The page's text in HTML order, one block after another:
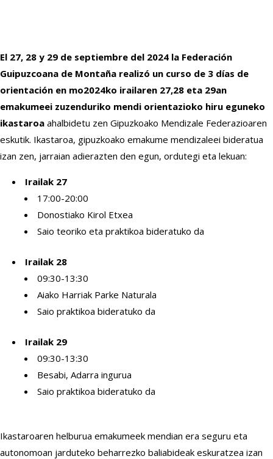
El 27, 28 y 29 de septiembre del 2024 la Federación
Guipuzcoana de Montaña realizó un curso de 3 días de
orientación en mo2024ko irailaren 27,28 eta 29an
emakumeei zuzenduriko mendi orientazioko hiru eguneko
ikastaroa ahalbidetu zen Gipuzkoako Mendizale Federazioaren
eskutik. Ikastaroa, gipuzkoako emakume mendizaleei bideratua
izan zen, jarraian adierazten den egun, ordutegi eta lekuan:
Irailak 27
17:00-20:00
Donostiako Kirol Etxea
Saio teoriko eta praktikoa bideratuko da
Irailak 28
09:30-13:30
Aiako Harriak Parke Naturala
Saio praktikoa bideratuko da
Irailak 29
09:30-13:30
Besabi, Adarra ingurua
Saio praktikoa bideratuko da
Ikastaroaren helburua emakumeek mendian era seguru eta
autonomoan jarduteko beharrezko baliabideak eskuratzea izan